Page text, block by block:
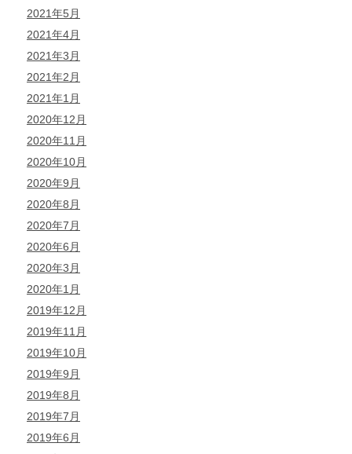
2021年5月
2021年4月
2021年3月
2021年2月
2021年1月
2020年12月
2020年11月
2020年10月
2020年9月
2020年8月
2020年7月
2020年6月
2020年3月
2020年1月
2019年12月
2019年11月
2019年10月
2019年9月
2019年8月
2019年7月
2019年6月